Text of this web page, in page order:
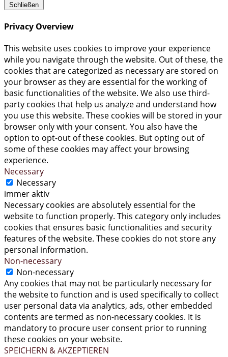
Schließen
Privacy Overview
This website uses cookies to improve your experience
while you navigate through the website. Out of these, the
cookies that are categorized as necessary are stored on
your browser as they are essential for the working of
basic functionalities of the website. We also use third-
party cookies that help us analyze and understand how
you use this website. These cookies will be stored in your
browser only with your consent. You also have the
option to opt-out of these cookies. But opting out of
some of these cookies may affect your browsing
experience.
Necessary
Necessary
immer aktiv
Necessary cookies are absolutely essential for the
website to function properly. This category only includes
cookies that ensures basic functionalities and security
features of the website. These cookies do not store any
personal information.
Non-necessary
Non-necessary
Any cookies that may not be particularly necessary for
the website to function and is used specifically to collect
user personal data via analytics, ads, other embedded
contents are termed as non-necessary cookies. It is
mandatory to procure user consent prior to running
these cookies on your website.
SPEICHERN & AKZEPTIEREN